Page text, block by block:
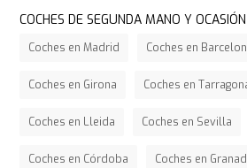
COCHES DE SEGUNDA MANO Y
Coches en Madrid Coches en
Coches en Girona Coches en
Coches en Lleida Coches en Sevilla
Coches en Córdoba Coches en